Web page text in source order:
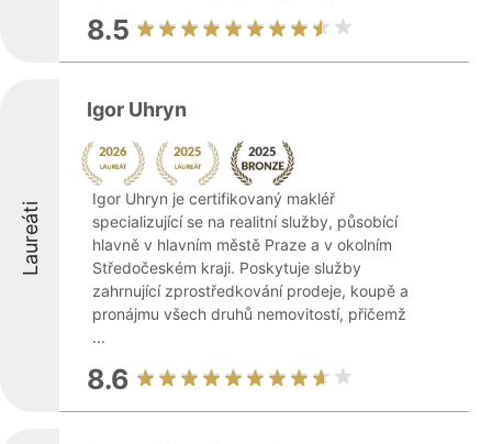
8.5
Laureáti
Igor Uhryn
Igor Uhryn je certifikovaný makléř
specializující se na realitní služby, působící
hlavně v hlavním městě Praze a v okolním
Středočeském kraji. Poskytuje služby
zahrnující zprostředkování prodeje, koupě a
pronájmu všech druhů nemovitostí, přičemž
...
8.6